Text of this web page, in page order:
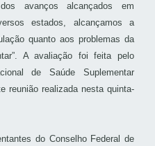
avanços alcançados em
estados, alcançamos a
quanto aos problemas da
A avaliação foi feita pelo
de Saúde Suplementar
reunião realizada nesta quinta-
do Conselho Federal de